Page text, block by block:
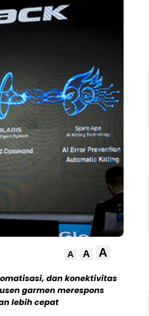
A A A
dan konektivitas
garmen merespons
lebih cepat